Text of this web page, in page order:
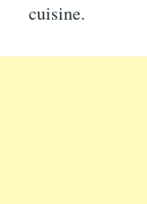
cuisine.